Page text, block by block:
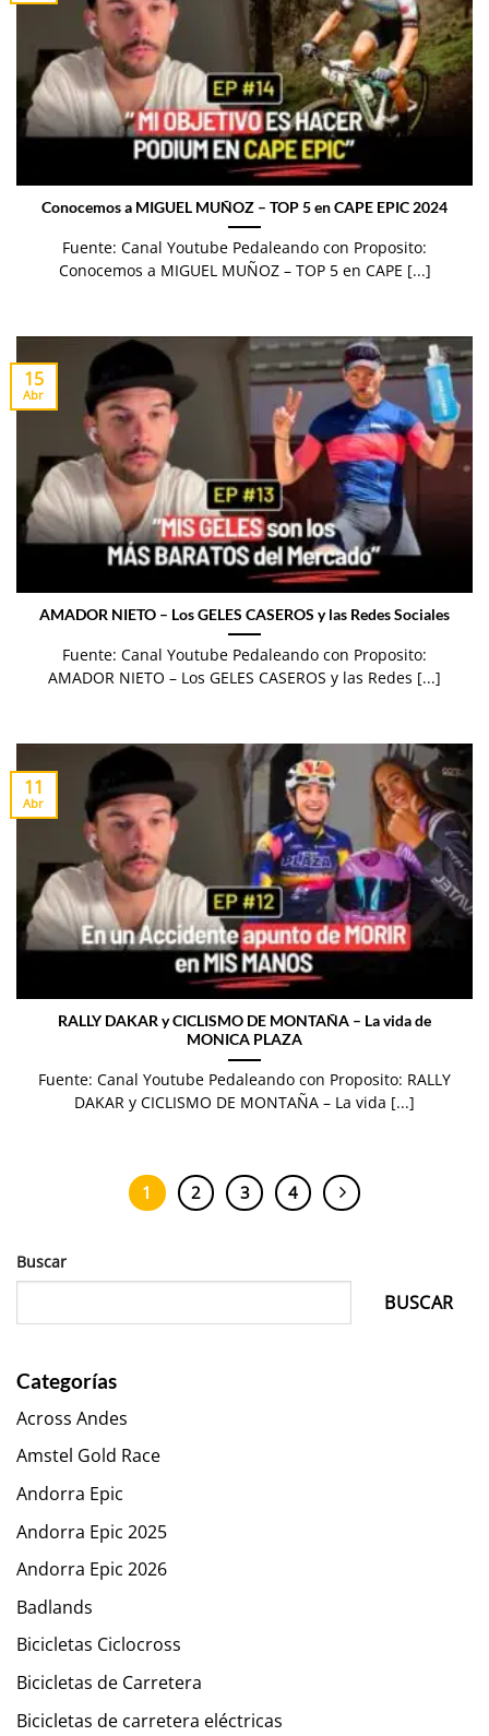
Conocemos a MIGUEL MUÑOZ – TOP 5 en CAPE EPIC 2024
Fuente: Canal Youtube Pedaleando con Proposito:
Conocemos a MIGUEL MUÑOZ – TOP 5 en CAPE [...]
AMADOR NIETO – Los GELES CASEROS y las Redes Sociales
Fuente: Canal Youtube Pedaleando con Proposito:
AMADOR NIETO – Los GELES CASEROS y las Redes [...]
15
Abr
RALLY DAKAR y CICLISMO DE MONTAÑA – La vida de
MONICA PLAZA
Fuente: Canal Youtube Pedaleando con Proposito: RALLY
DAKAR y CICLISMO DE MONTAÑA – La vida [...]
11
Abr
1 2 3 4
Buscar
BUSCAR
Categorías
Across Andes
Amstel Gold Race
Andorra Epic
Andorra Epic 2025
Andorra Epic 2026
Badlands
Bicicletas Ciclocross
Bicicletas de Carretera
Bicicletas de carretera eléctricas